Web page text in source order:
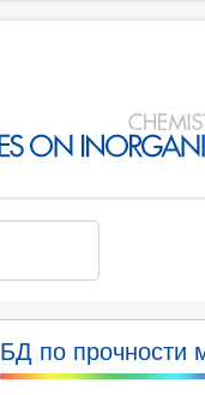
БД по прочности